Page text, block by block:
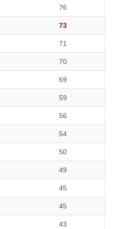
76
73
71
70
69
59
56
54
50
49
45
45
43